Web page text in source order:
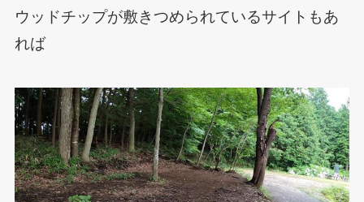
ウッドチップが敷きつめられているサイトもあ
れば